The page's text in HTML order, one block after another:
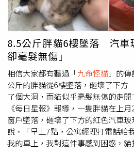
當地愛資哈爾大學政治學教授阿布
心中是個相當神聖的人物，在哈馬
具有崇高的地位。也因為在民眾間
戴夫是居無定所，每晚都在不同的支
躲避以色列情報部門的監控、降低自
此之外，戴夫近30年來，幾乎沒有公
僅有2張戴夫的照片，其中一張還是
分時，所使用的身分證照片。報導中
走廊當地，也只有少數人能夠認出戴
消息人士就表示，戴夫是一個安靜
勒斯坦內部的派系鬥爭毫不感興趣，
望能夠透過暴力來實現改變以色列
質。
8.5公斤胖貓6樓墜落 汽車
卻毫髮無傷」
相信大家都有聽過「九命怪貓 」的
公斤的胖貓從6樓墜落，砸壞了下方
了個大洞，而貓似乎毫髮無傷的走
《每日星報》報導，一隻胖貓在上
窗戶墜落，砸壞了下方的紅色汽車
說，「早上7點，公寓經理打電話給
我的車上，我對這件事感到困惑，